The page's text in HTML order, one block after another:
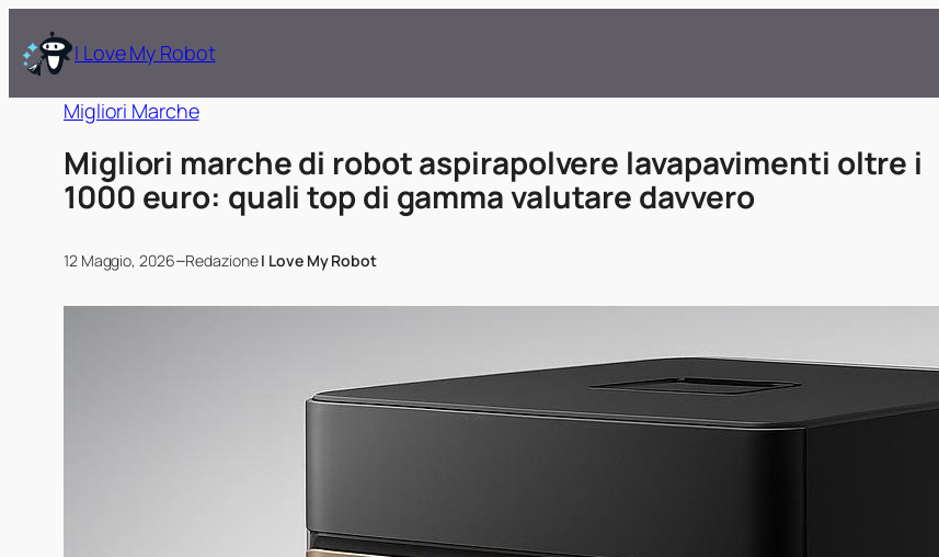
I Love My Robot
Migliori Marche
Migliori marche di robot aspirapolvere lavapavimenti oltre i
1000 euro: quali top di gamma valutare davvero
12 Maggio, 2026–RedazioneI Love My Robot